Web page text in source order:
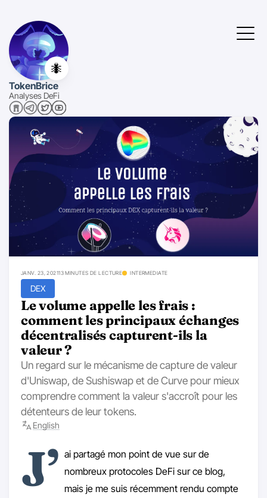
🐜
TokenBrice
Analyses DeFi
DEX
JANV. 23, 202113 MINUTES DE LECTURE INTERMEDIATE
Le volume appelle les frais :
comment les principaux échanges
décentralisés capturent-ils la
valeur ?
Un regard sur le mécanisme de capture de valeur
d'Uniswap, de Sushiswap et de Curve pour mieux
comprendre comment la valeur s'accroît pour les
détenteurs de leur tokens.
English
J’ ai partagé mon point de vue sur de
nombreux protocoles DeFi sur ce blog,
mais je me suis récemment rendu compte